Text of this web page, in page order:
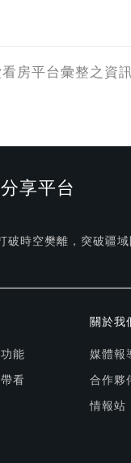
房平台彙整之資
享平台
時空樊離，突破疆域
能
看
關於我
媒體報
合作夥
情報站